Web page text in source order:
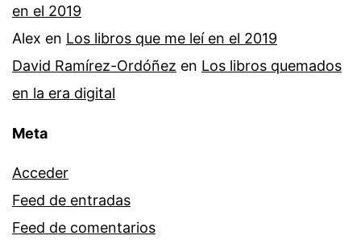
en el 2019
Alex en Los libros que me leí en el 2019
David Ramírez-Ordóñez en Los libros quemados
en la era digital
Meta
Acceder
Feed de entradas
Feed de comentarios